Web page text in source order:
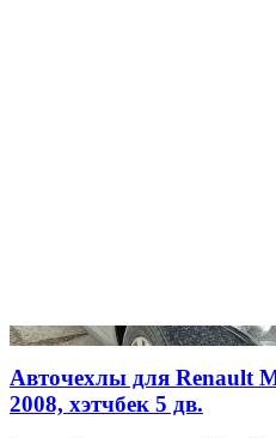
Авточехлы для Renault
2008, хэтчбек 5 дв.